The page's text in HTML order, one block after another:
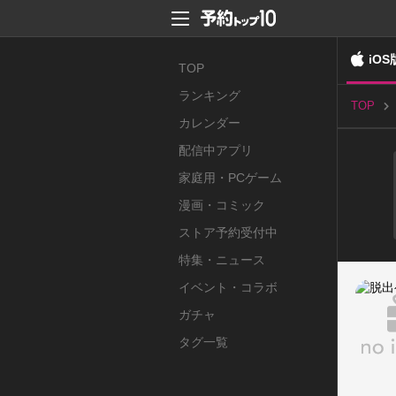
TOP
ランキング
カレンダー
配信中アプリ
家庭用・PCゲーム
漫画・コミック
ストア予約受付中
特集・ニュース
イベント・コラボ
ガチャ
タグ一覧
iOS
TOP